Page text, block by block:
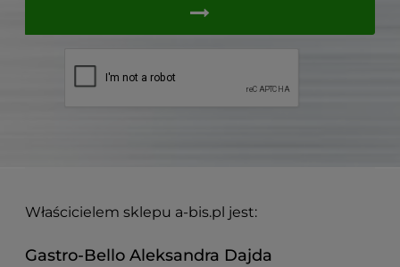
Właścicielem sklepu a-bis.pl jest:
Gastro-Bello Aleksandra Dajda